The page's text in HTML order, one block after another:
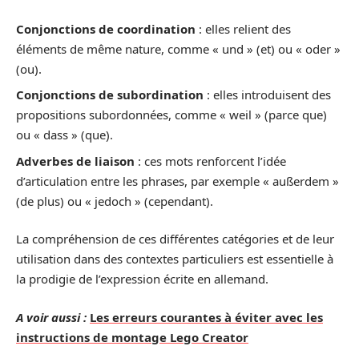
Conjonctions de coordination : elles relient des
éléments de même nature, comme « und » (et) ou « oder »
(ou).
Conjonctions de subordination : elles introduisent des
propositions subordonnées, comme « weil » (parce que)
ou « dass » (que).
Adverbes de liaison : ces mots renforcent l’idée
d’articulation entre les phrases, par exemple « außerdem »
(de plus) ou « jedoch » (cependant).
La compréhension de ces différentes catégories et de leur
utilisation dans des contextes particuliers est essentielle à
la prodigie de l’expression écrite en allemand.
A voir aussi : Les erreurs courantes à éviter avec les
instructions de montage Lego Creator